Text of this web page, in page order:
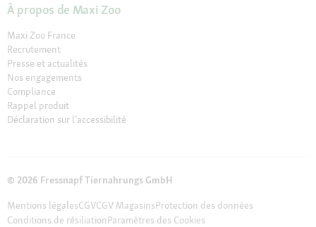
À propos de Maxi Zoo
Maxi Zoo France
Recrutement
Presse et actualités
Nos engagements
Compliance
Rappel produit
Déclaration sur l’accessibilité
© 2026 Fressnapf Tiernahrungs GmbH
Mentions légalesCGVCGV MagasinsProtection des données
Conditions de résiliationParamètres des Cookies